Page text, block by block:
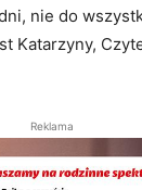
nie do
Katarzyny,
Reklama